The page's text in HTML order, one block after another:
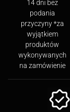
14 dni bez
podania
przyczyny *za
wyjątkiem
produktów
wykonywanych
na zamówienie